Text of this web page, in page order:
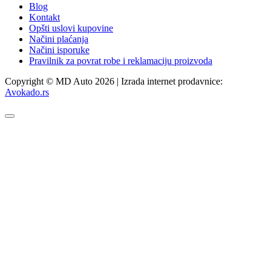
Blog
Kontakt
Opšti uslovi kupovine
Načini plaćanja
Načini isporuke
Pravilnik za povrat robe i reklamaciju proizvoda
Copyright © MD Auto 2026 | Izrada internet prodavnice:
Avokado.rs